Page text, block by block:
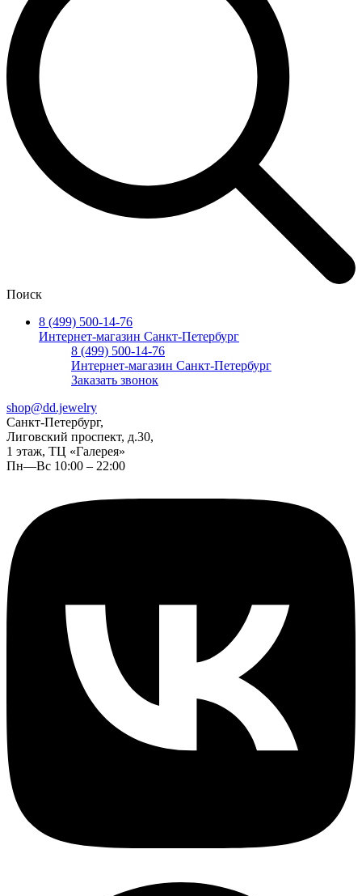
Поиск
8 (499) 500-14-76
Интернет-магазин Санкт-Петербург
8 (499) 500-14-76
Интернет-магазин Санкт-Петербург
Заказать звонок
shop@dd.jewelry
Санкт-Петербург,
Лиговский проспект, д.30,
1 этаж, ТЦ «Галерея»
Пн—Вс 10:00 – 22:00